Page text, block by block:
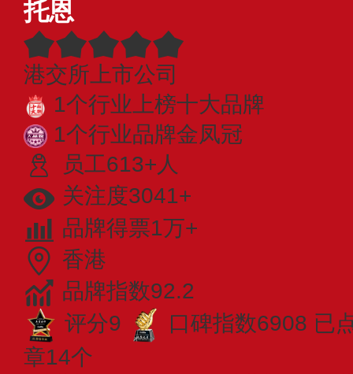
托恩
港交所上市公司
1个行业上榜十大品牌
1个行业品牌金凤冠
员工613+人
关注度3041+
品牌得票1万+
香港
品牌指数92.2
评分9
口碑指数6908 已
章14个